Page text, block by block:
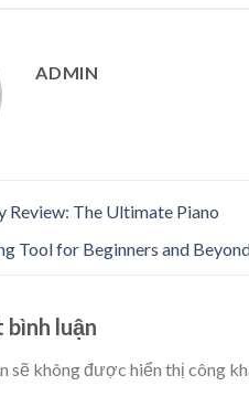
ADMIN
Review: The Ultimate Piano
Tool for Beginners and
luận
sẽ không được hiển thị công